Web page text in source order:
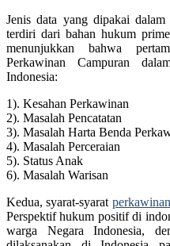
Jenis data yang dipakai
terdiri dari bahan hukum
menunjukkan bahwa
Perkawinan Campuran
Indonesia:
1). Kesahan Perkawinan
2). Masalah Pencatatan
3). Masalah Harta Benda
4). Masalah Perceraian
5). Status Anak
6). Masalah Warisan
Kedua, syarat-syarat
Perspektif hukum positif di
warga Negara Indonesia,